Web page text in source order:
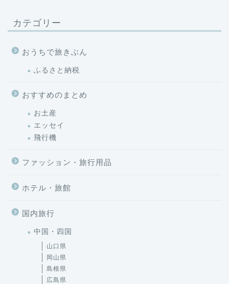
カテゴリー
おうちで旅きぶん
ふるさと納税
おすすめのまとめ
お土産
エッセイ
飛行機
ファッション・旅行用品
ホテル・旅館
国内旅行
中国・四国
山口県
岡山県
島根県
広島県